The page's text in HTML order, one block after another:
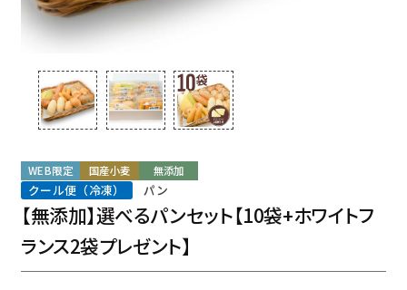
WEB限定 国産小麦 無添加
クール便（冷凍） パン
【無添加】選べるパンセット【10袋+ホワイトフ
ランス2袋プレゼント】